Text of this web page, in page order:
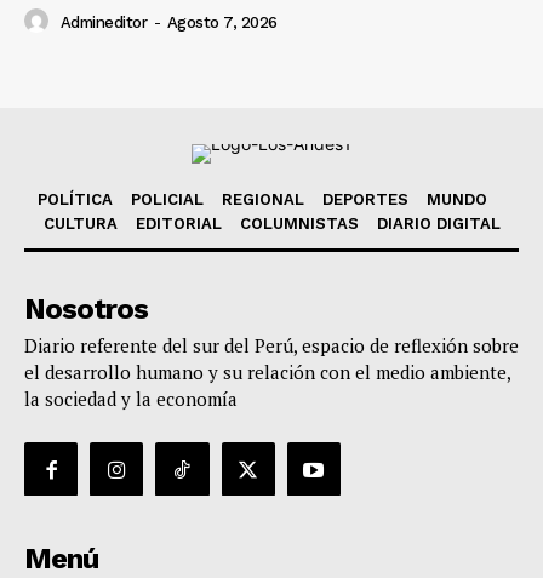
Admineditor - Agosto 7, 2026
POLÍTICA POLICIAL REGIONAL DEPORTES
MUNDO
CULTURA
EDITORIAL COLUMNISTAS DIARIO DIGITAL
Nosotros
Diario referente del sur del Perú, espacio de reflexión sobre
el desarrollo humano y su relación con el medio ambiente,
la sociedad y la economía
Menú